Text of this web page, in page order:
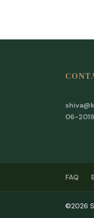
06-
FAQ
©2026